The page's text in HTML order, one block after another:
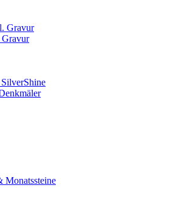
Gravur
Monatssteine